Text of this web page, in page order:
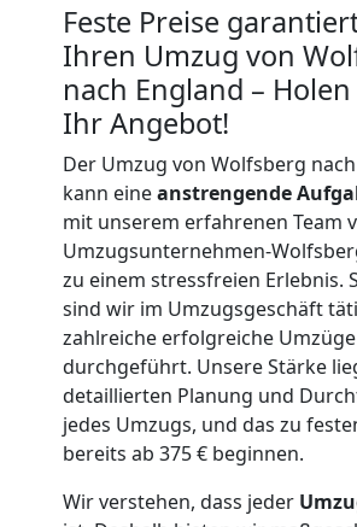
Feste Preise
Ihren Umzug von
nach England – Holen
Ihr Angebot!
Der Umzug von Wolfsberg
kann eineanstrengende
mit unserem erfahrenen Team
Umzugsunternehmen-
zu einem stressfreien Erlebnis.
sind wir im Umzugsgeschäft
zahlreiche erfolgreiche Umzüge
durchgeführt. Unsere Stärke
detaillierten Planung und
jedes Umzugs, und das zu
bereits ab 375 € beginnen.
Wir verstehen, dass jeder
Wolfsberg
Umzug
Wolfsberg
Mann
LKW